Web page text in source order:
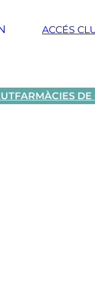
ACCÉS
FARMÀCIES